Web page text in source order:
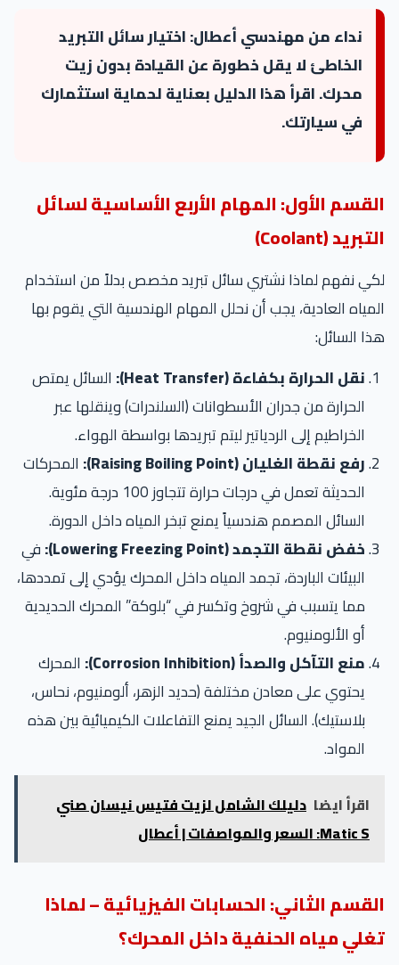
نداء من مهندسي أعطال: اختيار سائل التبريد
الخاطئ لا يقل خطورة عن القيادة بدون زيت
محرك. اقرأ هذا الدليل بعناية لحماية استثمارك
في سيارتك.
القسم الأول: المهام الأربع الأساسية لسائل
التبريد (Coolant)
لكي نفهم لماذا نشتري سائل تبريد مخصص بدلاً من استخدام
المياه العادية، يجب أن نحلل المهام الهندسية التي يقوم بها
هذا السائل:
نقل الحرارة بكفاءة (Heat Transfer):
السائل يمتص
الحرارة من جدران الأسطوانات (السلندرات) وينقلها عبر
الخراطيم إلى الردياتير ليتم تبريدها بواسطة الهواء.
رفع نقطة الغليان (Raising Boiling Point):
المحركات
الحديثة تعمل في درجات حرارة تتجاوز 100 درجة مئوية.
السائل المصمم هندسياً يمنع تبخر المياه داخل الدورة.
خفض نقطة التجمد (Lowering Freezing Point):
في
البيئات الباردة، تجمد المياه داخل المحرك يؤدي إلى تمددها،
مما يتسبب في شروخ وتكسر في “بلوكة” المحرك الحديدية
أو الألومنيوم.
منع التآكل والصدأ (Corrosion Inhibition):
المحرك
يحتوي على معادن مختلفة (حديد الزهر، ألومنيوم، نحاس،
بلاستيك). السائل الجيد يمنع التفاعلات الكيميائية بين هذه
المواد.
اقرأ ايضا دليلك الشامل لزيت فتيس نيسان صني
Matic S: السعر والمواصفات | أعطال
القسم الثاني: الحسابات الفيزيائية – لماذا
تغلي مياه الحنفية داخل المحرك؟